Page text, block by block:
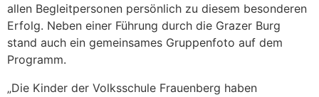
allen Begleitpersonen persönlich zu diesem besonderen
Erfolg. Neben einer Führung durch die Grazer Burg
stand auch ein gemeinsames Gruppenfoto auf dem
Programm.
„Die Kinder der Volksschule Frauenberg haben